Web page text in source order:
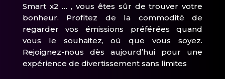
Smart x2 … , vous êtes sûr de trouver votre
bonheur. Profitez de la commodité de
regarder vos émissions préférées quand
vous le souhaitez, où que vous soyez.
Rejoignez-nous dès aujourd’hui pour une
expérience de divertissement sans limites